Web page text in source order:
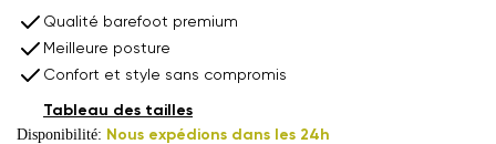
Qualité barefoot premium
Meilleure posture
Confort et style sans compromis
Disponibilité: Nous expédions dans les 24h
Tableau des tailles